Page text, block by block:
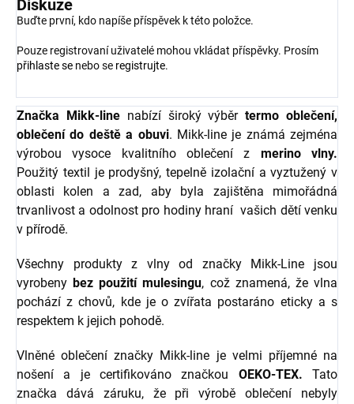
Diskuze
Buďte první, kdo napíše příspěvek k této položce.
Pouze registrovaní uživatelé mohou vkládat příspěvky. Prosím
přihlaste se nebo se registrujte.
Značka Mikk-linenabízí široký výběrtermo oblečení,
oblečení do deště a obuvi. Mikk-line je známá zejména
výrobou vysoce kvalitního oblečení z merino vlny.
Použitý textil je prodyšný, tepelně izolační a vyztužený v
oblasti kolen a zad, aby byla zajištěna mimořádná
trvanlivost a odolnost pro hodiny hraní vašich dětí venku
v přírodě.
Všechny produkty z vlny od značky Mikk-Line jsou
vyrobenybez použití mulesingu, což znamená, že vlna
pochází z chovů, kde je o zvířata postaráno eticky a s
respektem k jejich pohodě.
Vlněné oblečení značky Mikk-line je velmi příjemné na
nošení a je certifikováno značkou OEKO-TEX. Tato
značka dává záruku, že při výrobě oblečení nebyly